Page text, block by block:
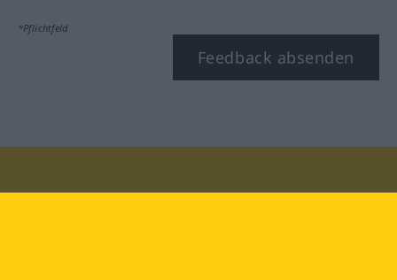
*Pflichtfeld
Feedback absenden